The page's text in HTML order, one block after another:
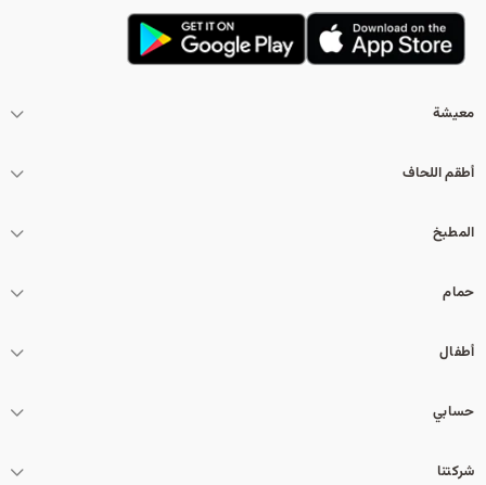
معيشة
أطقم اللحاف
المطبخ
حمام
أطفال
حسابي
شركتنا